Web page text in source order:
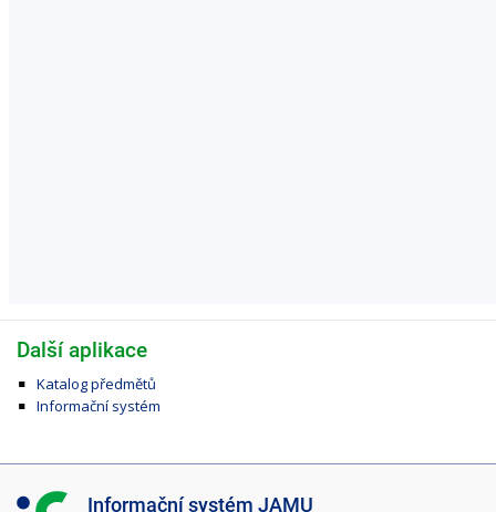
Další aplikace
Katalog předmětů
Informační systém
I Informační systém JAMU